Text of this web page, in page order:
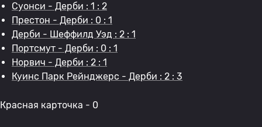
Суонси - Дерби : 1 : 2
Престон - Дерби : 0 : 1
Дерби - Шеффилд Уэд : 2 : 1
Портсмут - Дерби : 0 : 1
Норвич - Дерби : 2 : 1
Куинс Парк Рейнджерс - Дерби : 2 : 3
Красная карточка - 0